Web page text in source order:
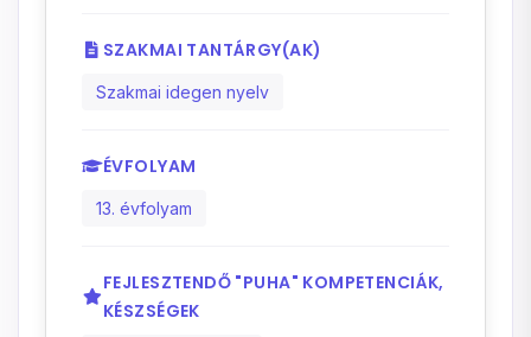
SZAKMAI TANTÁRGY(AK)
Szakmai idegen nyelv
ÉVFOLYAM
13. évfolyam
FEJLESZTENDŐ "PUHA" KOMPETENCIÁK,
KÉSZSÉGEK